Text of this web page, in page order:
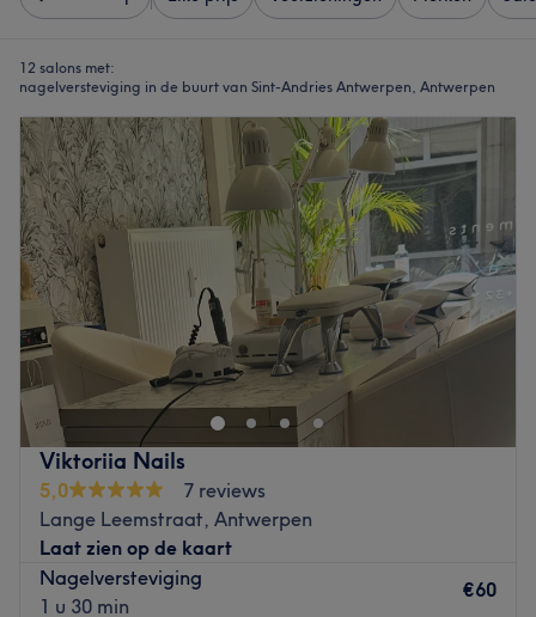
12 salons met:
nagelversteviging in de buurt van Sint-Andries Antwerpen, Antwerpen
Viktoriia Nails
5,0
7 reviews
Lange Leemstraat, Antwerpen
Laat zien op de kaart
Nagelversteviging
1 u 30 min
€60